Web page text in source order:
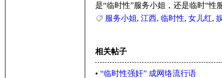
是“临时性”服务小姐，还是临时“
服务小姐, 江西, 临时性, 女儿红,
相关帖子
• “临时性强奸” 成网络流行语